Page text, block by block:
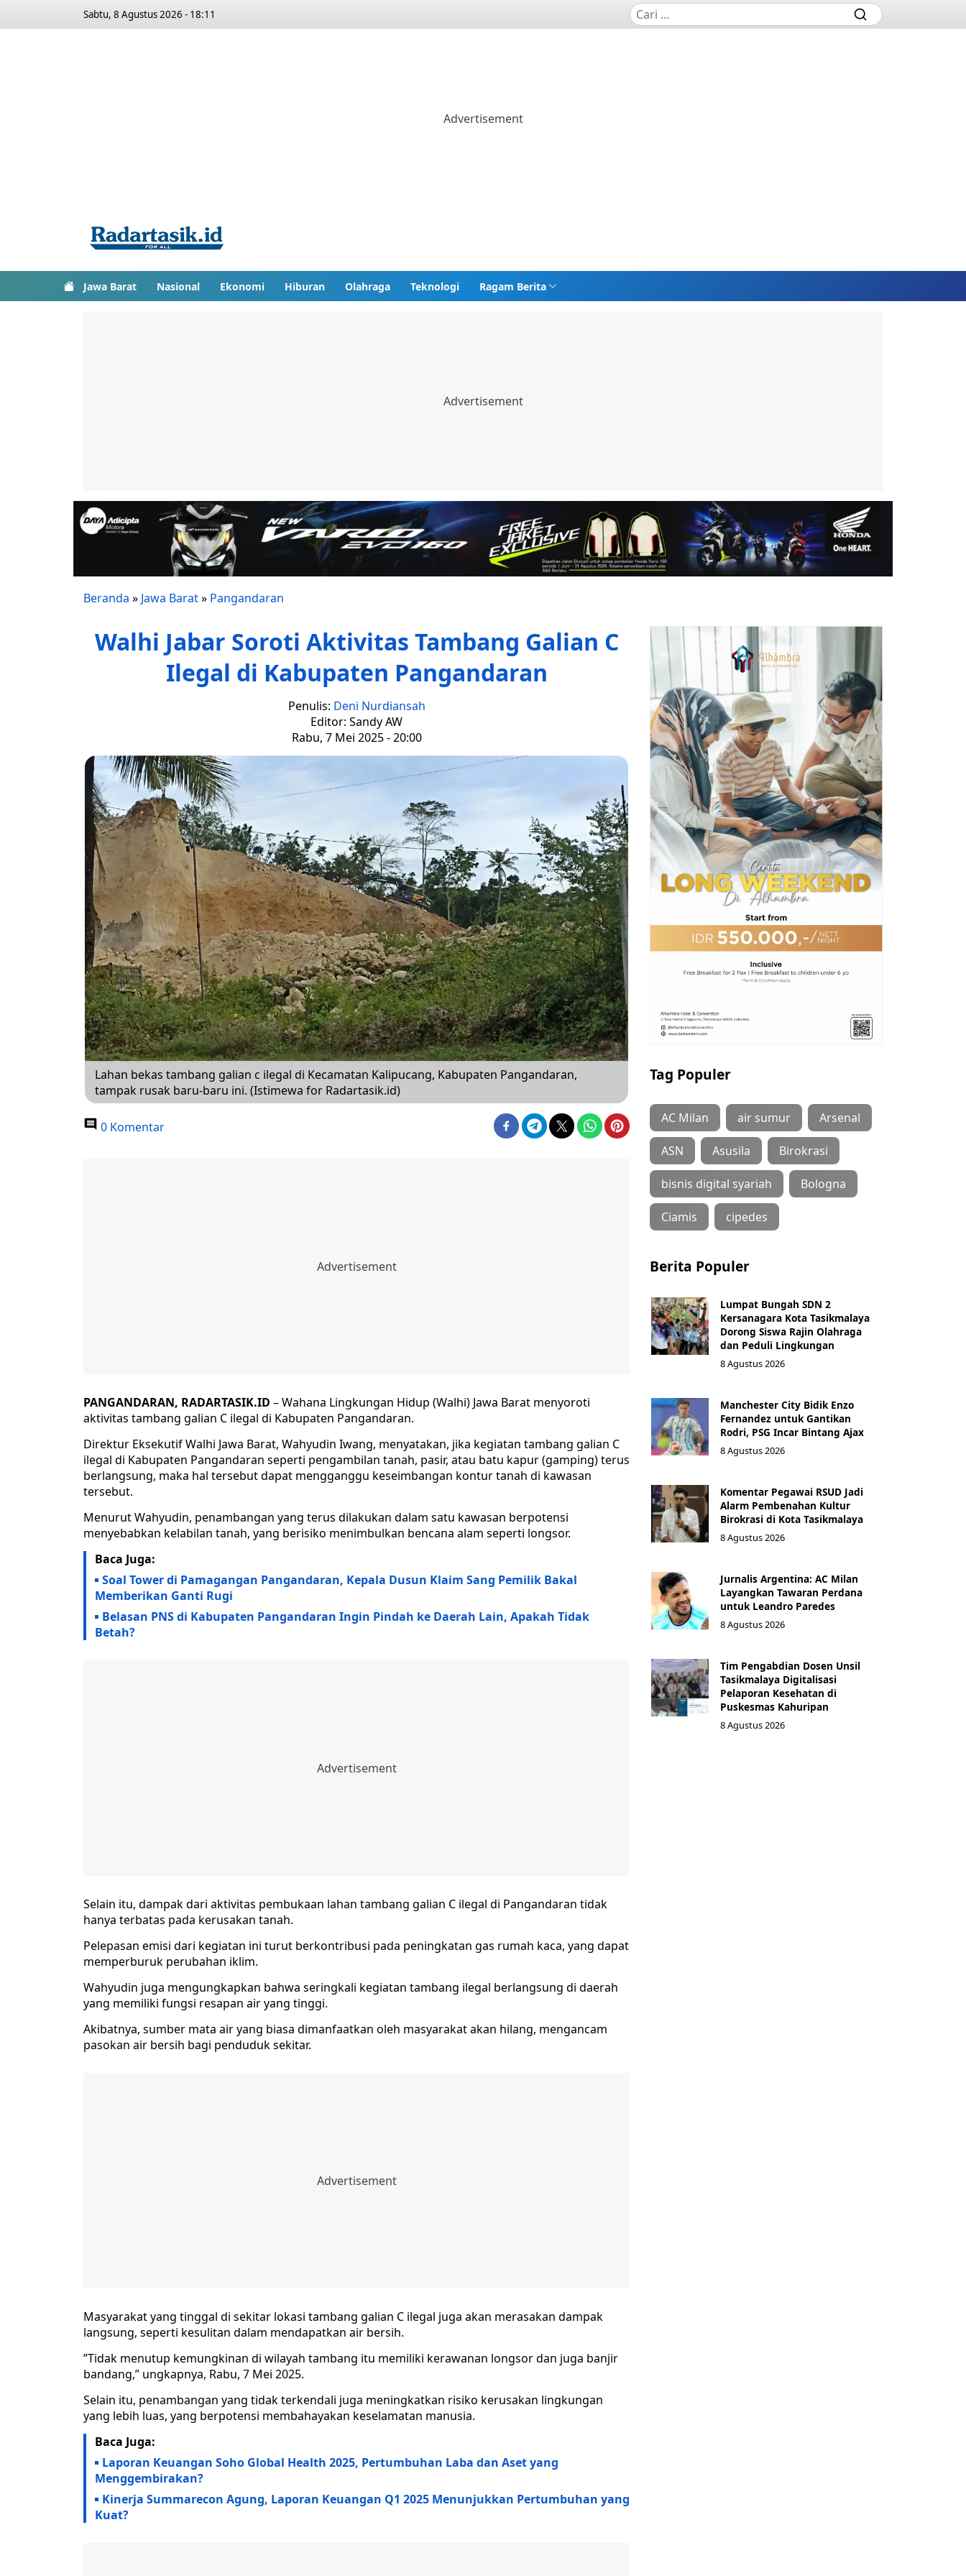
Sabtu, 8 Agustus 2026 - 18:11
Jawa Barat Nasional Ekonomi Hiburan Olahraga Teknologi Ragam Berita
Beranda » Jawa Barat» Pangandaran
Walhi Jabar Soroti Aktivitas Tambang Galian C
Ilegal di Kabupaten Pangandaran
Penulis: Deni Nurdiansah
Editor: Sandy AW
Rabu, 7 Mei 2025 - 20:00
Lahan bekas tambang galian c ilegal di Kecamatan Kalipucang, Kabupaten Pangandaran,
tampak rusak baru-baru ini. (Istimewa for Radartasik.id)
0 Komentar
PANGANDARAN, RADARTASIK.ID – Wahana Lingkungan Hidup (Walhi) Jawa Barat menyoroti
aktivitas tambang galian C ilegal di Kabupaten Pangandaran.
Direktur Eksekutif Walhi Jawa Barat, Wahyudin Iwang, menyatakan, jika kegiatan tambang galian C
ilegal di Kabupaten Pangandaran seperti pengambilan tanah, pasir, atau batu kapur (gamping) terus
berlangsung, maka hal tersebut dapat mengganggu keseimbangan kontur tanah di kawasan
tersebut.
Menurut Wahyudin, penambangan yang terus dilakukan dalam satu kawasan berpotensi
menyebabkan kelabilan tanah, yang berisiko menimbulkan bencana alam seperti longsor.
Baca Juga:
Soal Tower di Pamagangan Pangandaran, Kepala Dusun Klaim Sang Pemilik Bakal
Memberikan Ganti Rugi
Belasan PNS di Kabupaten Pangandaran Ingin Pindah ke Daerah Lain, Apakah Tidak
Betah?
Selain itu, dampak dari aktivitas pembukaan lahan tambang galian C ilegal di Pangandaran tidak
hanya terbatas pada kerusakan tanah.
Pelepasan emisi dari kegiatan ini turut berkontribusi pada peningkatan gas rumah kaca, yang dapat
memperburuk perubahan iklim.
Wahyudin juga mengungkapkan bahwa seringkali kegiatan tambang ilegal berlangsung di daerah
yang memiliki fungsi resapan air yang tinggi.
Akibatnya, sumber mata air yang biasa dimanfaatkan oleh masyarakat akan hilang, mengancam
pasokan air bersih bagi penduduk sekitar.
Masyarakat yang tinggal di sekitar lokasi tambang galian C ilegal juga akan merasakan dampak
langsung, seperti kesulitan dalam mendapatkan air bersih.
”Tidak menutup kemungkinan di wilayah tambang itu memiliki kerawanan longsor dan juga banjir
bandang,” ungkapnya, Rabu, 7 Mei 2025.
Selain itu, penambangan yang tidak terkendali juga meningkatkan risiko kerusakan lingkungan
yang lebih luas, yang berpotensi membahayakan keselamatan manusia.
Baca Juga:
Laporan Keuangan Soho Global Health 2025, Pertumbuhan Laba dan Aset yang
Menggembirakan?
Kinerja Summarecon Agung, Laporan Keuangan Q1 2025 Menunjukkan Pertumbuhan yang
Kuat?
Tag Populer
AC Milan air sumur Arsenal
ASN Asusila Birokrasi
bisnis digital syariah Bologna
Ciamis cipedes
Berita Populer
Lumpat Bungah SDN 2
Kersanagara Kota Tasikmalaya
Dorong Siswa Rajin Olahraga
dan Peduli Lingkungan
8 Agustus 2026
Manchester City Bidik Enzo
Fernandez untuk Gantikan
Rodri, PSG Incar Bintang Ajax
8 Agustus 2026
Komentar Pegawai RSUD Jadi
Alarm Pembenahan Kultur
Birokrasi di Kota Tasikmalaya
8 Agustus 2026
Jurnalis Argentina: AC Milan
Layangkan Tawaran Perdana
untuk Leandro Paredes
8 Agustus 2026
Tim Pengabdian Dosen Unsil
Tasikmalaya Digitalisasi
Pelaporan Kesehatan di
Puskesmas Kahuripan
8 Agustus 2026